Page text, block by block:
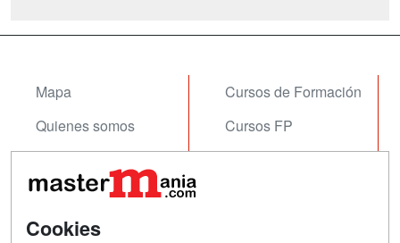
Mapa
Quienes somos
Acceso Usuarios
Acceso Centros
Cursos de Formación
Cursos FP
Cookies